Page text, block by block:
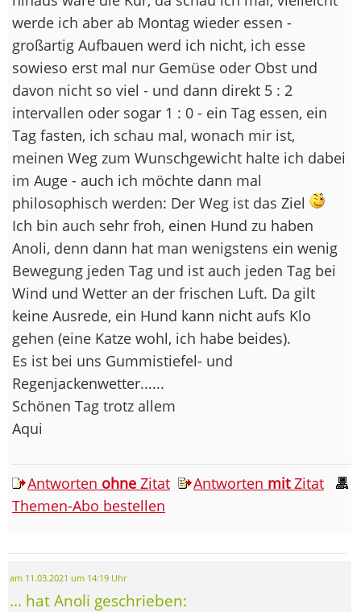
werde ich aber ab Montag wieder essen -
großartig Aufbauen werd ich nicht, ich esse
sowieso erst mal nur Gemüse oder Obst und
davon nicht so viel - und dann direkt 5 : 2
intervallen oder sogar 1 : 0 - ein Tag essen, ein
Tag fasten, ich schau mal, wonach mir ist,
meinen Weg zum Wunschgewicht halte ich dabei
im Auge - auch ich möchte dann mal
philosophisch werden: Der Weg ist das Ziel
Ich bin auch sehr froh, einen Hund zu haben
Anoli, denn dann hat man wenigstens ein wenig
Bewegung jeden Tag und ist auch jeden Tag bei
Wind und Wetter an der frischen Luft. Da gilt
keine Ausrede, ein Hund kann nicht aufs Klo
gehen (eine Katze wohl, ich habe beides).
Es ist bei uns Gummistiefel- und
Regenjackenwetter......
Schönen Tag trotz allem
Aqui
Antworten ohne Zitat Antworten mitZitat
Themen-Abo bestellen
am 11.03.2021 um 14:19 Uhr
... hat Anoli geschrieben: